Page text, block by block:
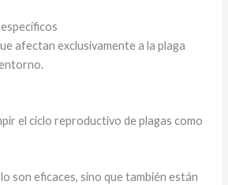
afectan exclusivamente a la plaga
el ciclo reproductivo de plagas como
son eficaces, sino que también están